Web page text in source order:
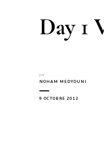
Day 1
par
NOHAM MEDYOUNI
9 OCTOBRE 2012